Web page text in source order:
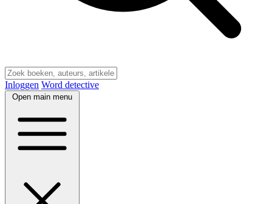
Inloggen Word detective
Open main menu